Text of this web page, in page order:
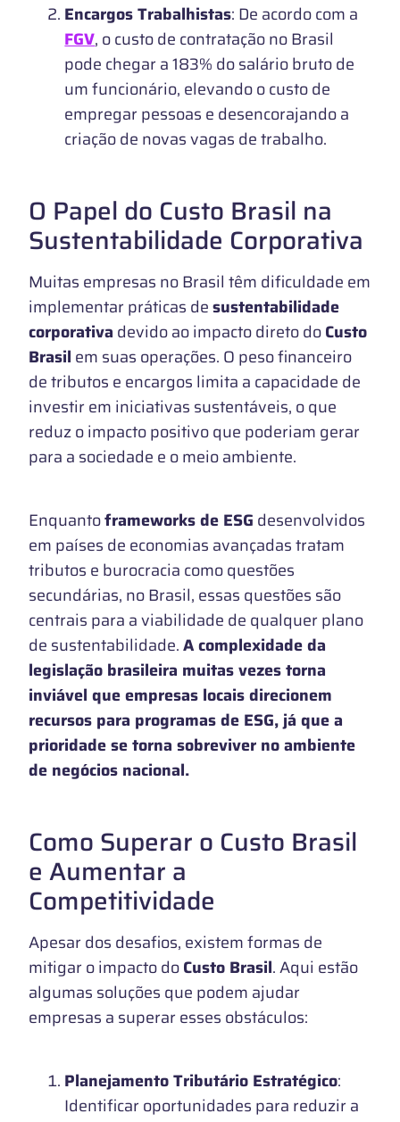
Encargos Trabalhistas: De acordo com a
FGV, o custo de contratação no Brasil
pode chegar a 183% do salário bruto de
um funcionário, elevando o custo de
empregar pessoas e desencorajando a
criação de novas vagas de trabalho.
O Papel do Custo Brasil na
Sustentabilidade Corporativa
Muitas empresas no Brasil têm dificuldade em
implementar práticas desustentabilidade
corporativa devido ao impacto direto doCusto
Brasil em suas operações. O peso financeiro
de tributos e encargos limita a capacidade de
investir em iniciativas sustentáveis, o que
reduz o impacto positivo que poderiam gerar
para a sociedade e o meio ambiente.
Enquantoframeworks de ESG desenvolvidos
em países de economias avançadas tratam
tributos e burocracia como questões
secundárias, no Brasil, essas questões são
centrais para a viabilidade de qualquer plano
de sustentabilidade.A complexidade da
legislação brasileira muitas vezes torna
inviável que empresas locais direcionem
recursos para programas de ESG, já que a
prioridade se torna sobreviver no ambiente
de negócios nacional.
Como Superar o Custo Brasil
e Aumentar a
Competitividade
Apesar dos desafios, existem formas de
mitigar o impacto doCusto Brasil. Aqui estão
algumas soluções que podem ajudar
empresas a superar esses obstáculos:
Planejamento Tributário Estratégico:
Identificar oportunidades para reduzir a